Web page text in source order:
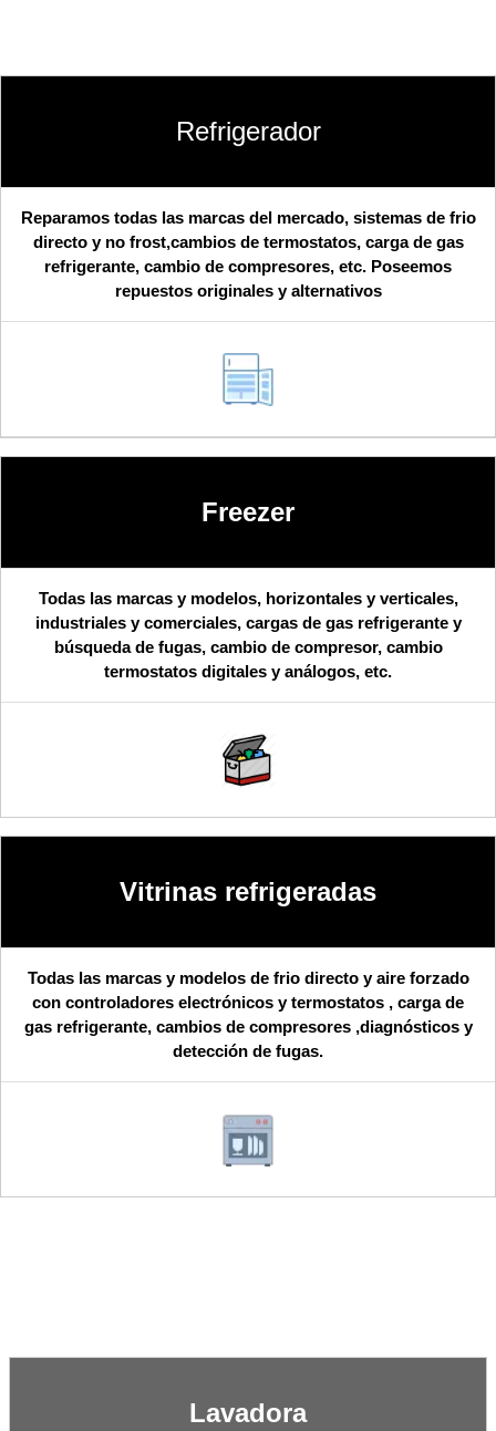
Refrigerador
Reparamos todas las marcas del mercado, sistemas de frio
directo y no frost,cambios de termostatos, carga de gas
refrigerante, cambio de compresores, etc. Poseemos
repuestos originales y alternativos
Freezer
Todas las marcas y modelos, horizontales y verticales,
industriales y comerciales, cargas de gas refrigerante y
búsqueda de fugas, cambio de compresor, cambio
termostatos digitales y análogos, etc.
Vitrinas refrigeradas
Todas las marcas y modelos de frio directo y aire forzado
con controladores electrónicos y termostatos , carga de
gas refrigerante, cambios de compresores ,diagnósticos y
detección de fugas.
Lavadora